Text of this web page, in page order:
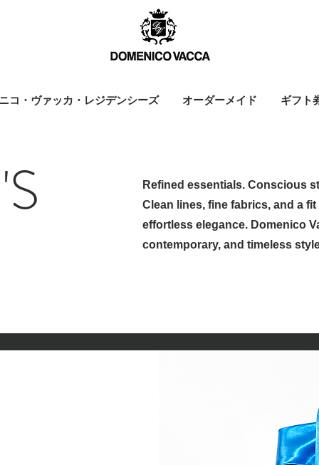
コ・ヴァッカ・レジデンシーズ オーダーメイド ギフト
Refined essentials. Conscious
Clean lines, fine fabrics, and a
effortless elegance. Domenico
contemporary, and timeless